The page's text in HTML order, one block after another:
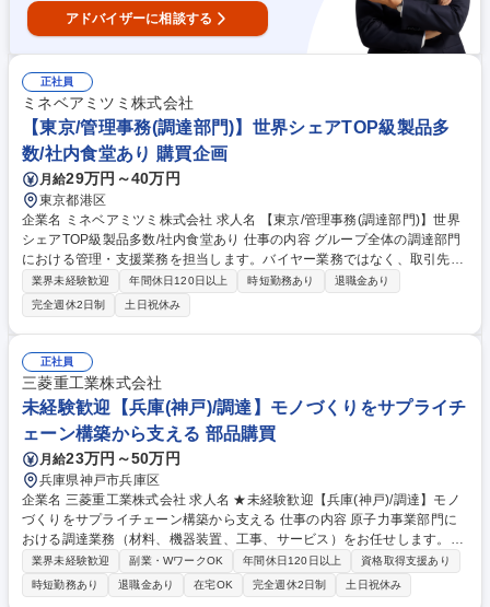
アドバイザーに相談する
正社員
ミネベアミツミ株式会社
【東京/管理事務(調達部門)】世界シェアTOP級製品多
数/社内食堂あり 購買企画
月給29万円～40万円
東京都港区
企業名 ミネベアミツミ株式会社 求人名 【東京/管理事務(調達部門)】世界
シェアTOP級製品多数/社内食堂あり 仕事の内容 グループ全体の調達部門
における管理・支援業務を担当します。バイヤー業務ではなく、取引先や
契約の管理、取適法・独占禁止法等のコンプライアンス対応、CSR推進な
ど多岐にわたる本部機能業務をお任せします。 【詳細】■取引先情報管
理、および取引基本契約管理業務■取適法、独占禁止法など行政・コンプ
ライアンス対応業務(法改正のグループ内周知、自主監査、立ち入り監査
対応等)■CSR関連業務(CSR調達ガイドラインの改訂、サプライチェーン
への遵守要求、客先からの調査対応等)■業務規程の管理■取引先信用調査
とグループ内情報共有■社内教育用教材の作成と受講管理■会議体運営と議
事作成 募集職種 【東京/管理事務(調達部門)】世界シェアTOP級製品多数/
社内食堂あり
業界未経験歓迎 年間休日120日以上 時短勤務あり
退職金あり
完全週休2日制
土日祝休み
正社員
三菱重工業株式会社
未経験歓迎【兵庫(神戸)/調達】モノづくりをサプライチ
ェーン構築から支える 部品購買
月給23万円～50万円
兵庫県神戸市兵庫区
企業名 三菱重工業株式会社 求人名 ★未経験歓迎【兵庫(神戸)/調達】モノ
づくりをサプライチェーン構築から支える 仕事の内容 原子力事業部門に
おける調達業務（材料、機器装置、工事、サービス）をお任せします。ビ
ジネスパートナーと共に原子力製品の付加価値を創造し、事業への貢献を
果たす役割を担って頂くことを想定しております。 【詳細】国内外の市場
トレンド・市況分析、事業戦略を踏まえた調達戦略立案から、ビジネスパ
業界未経験歓迎 副業・WワークOK 年間休日120日以上
資格取得支援あり
時短勤務あり
退職金あり 在宅OK 完全週休2日制 土日祝休み